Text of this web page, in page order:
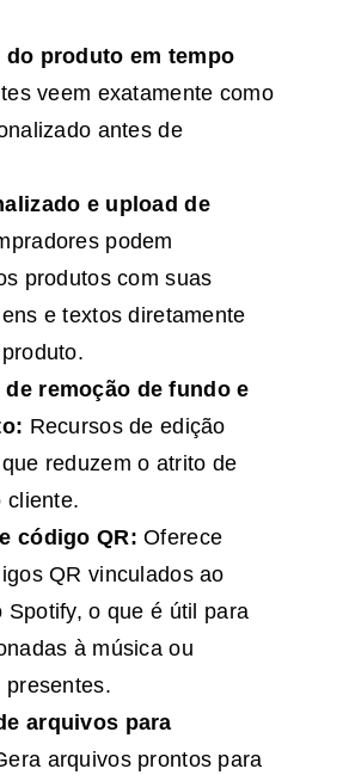
do produto em tempo
veem exatamente como
antes de
e upload de
podem
produtos com suas
e textos diretamente
de remoção de fundo e
Recursos de edição
reduzem o atrito de
cliente.
código QR: Oferece
QR vinculados ao
Spotify, o que é útil para
à música ou
presentes.
arquivos para
arquivos prontos para